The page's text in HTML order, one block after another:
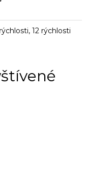
12 rýchlosti